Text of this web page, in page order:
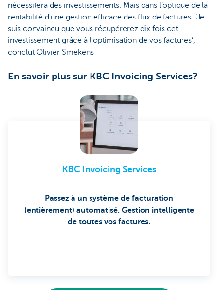
nécessitera des investissements. Mais dans l’optique de la
rentabilité d'une gestion efficace des flux de factures. ‘Je
suis convaincu que vous récupérerez dix fois cet
investissement grâce à l'optimisation de vos factures’,
conclut Olivier Smekens
En savoir plus sur KBC Invoicing Services?
KBC Invoicing Services
Passez à un système de facturation
(entièrement) automatisé. Gestion intelligente
de toutes vos factures.